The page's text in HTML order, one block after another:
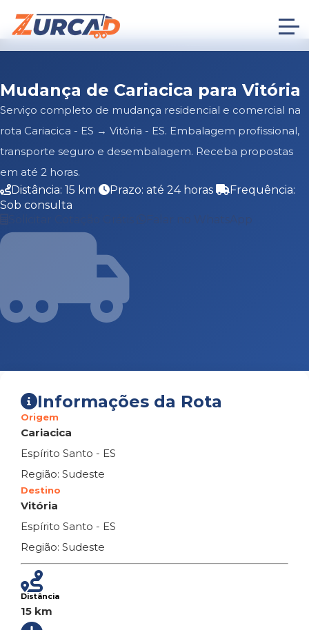
Mudança de Cariacica para Vitória
Serviço completo de mudança residencial e comercial na
rota Cariacica - ES → Vitória - ES. Embalagem profissional,
transporte seguro e desembalagem. Receba propostas
em até 2 horas.
Distância: 15 km
Prazo: até 24 horas
Frequência:
Sob consulta
Falar no WhatsApp
Informações da Rota
Origem
Cariacica
Espírito Santo - ES
Região: Sudeste
Destino
Vitória
Espírito Santo - ES
Região: Sudeste
Distância
15 km